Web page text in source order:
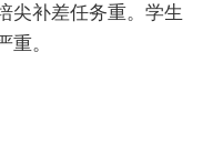
尖补差任务重。学生
重。